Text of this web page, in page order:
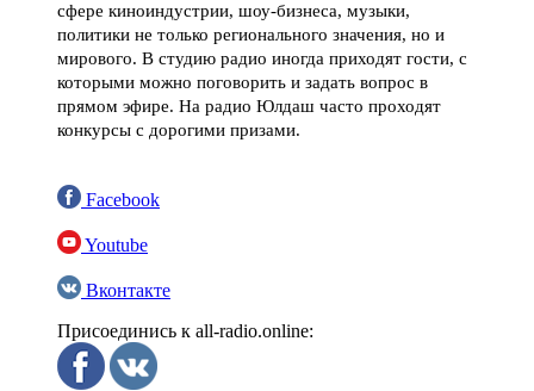
сфере киноиндустрии, шоу-бизнеса, музыки,
политики не только регионального значения, но и
мирового. В студию радио иногда приходят гости, с
которыми можно поговорить и задать вопрос в
прямом эфире. На радио Юлдаш часто проходят
конкурсы с дорогими призами.
Facebook
Youtube
Вконтакте
Присоединись к all-radio.online: